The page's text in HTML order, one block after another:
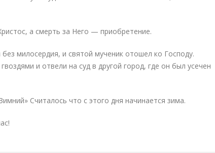
а смерть за Него — приобретение.
милосердия, и святой мученик отошел ко Господу.
и отвели на суд в другой город, где он был усечен
Считалось что с этого дня начинается зима.